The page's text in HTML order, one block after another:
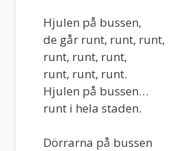
Hjulen på bussen,
de går runt, runt, runt,
runt, runt, runt,
runt, runt, runt.
Hjulen på bussen…
runt i hela staden.
Dörrarna på bussen